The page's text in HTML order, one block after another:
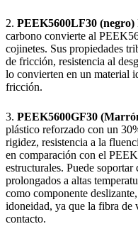
2. PEEK5600LF30 (negro)
carbono convierte al
cojinetes. Sus propiedades
de fricción, resistencia al
lo convierten en un material
fricción.
3. PEEK5600GF30
plástico reforzado con un
rigidez, resistencia a la
en comparación con el
estructurales. Puede
prolongados a altas
como componente
idoneidad, ya que la fibra de
contacto.